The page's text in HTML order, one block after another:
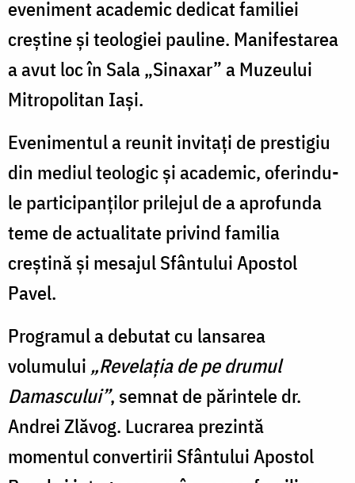
eveniment academic dedicat familiei
creștine și teologiei pauline. Manifestarea
a avut loc în Sala „Sinaxar” a Muzeului
Mitropolitan Iași.
Evenimentul a reunit invitați de prestigiu
din mediul teologic și academic, oferindu-
le participanților prilejul de a aprofunda
teme de actualitate privind familia
creștină și mesajul Sfântului Apostol
Pavel.
Programul a debutat cu lansarea
volumului „Revelația de pe drumul
Damascului”, semnat de părintele dr.
Andrei Zlăvog. Lucrarea prezintă
momentul convertirii Sfântului Apostol